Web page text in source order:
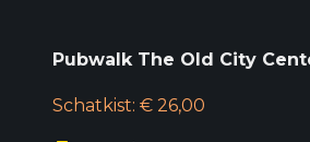
Pubwalk The Old City
Schatkist: € 26,00